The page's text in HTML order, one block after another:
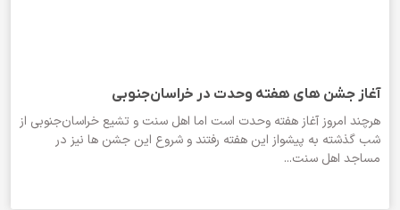
آغاز جشن های هفته وحدت در خراسان‌جنوبی
هرچند امروز آغاز هفته وحدت است اما اهل سنت و تشیع خراسان‌جنوبی از
شب گذشته به پیشواز این هفته رفتند و شروع این جشن ها نیز در
مساجد اهل سنت...